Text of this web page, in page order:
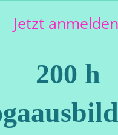
Jetzt
200 h